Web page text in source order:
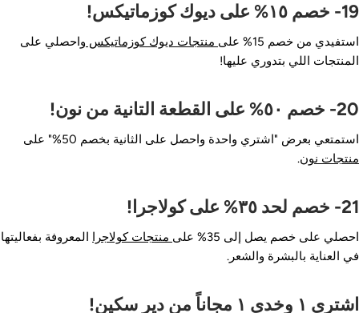
ديوك كوزماتيكس!
من خصم 15% على منتجات ديوك كوزماتيكس واحصلي على
اللي بتدوري عليها!
القطعة التانية من نون!
بعرض "اشتري واحدة واحصل على الثانية بخصم 50%" على
نون.
على كولاجرا!
على خصم يصل إلى 35% على منتجات كولاجرا
المعروفة بفعاليتها
العناية بالبشرة والشعر.
١ وخدى ١ مجاناً من دير سكين!